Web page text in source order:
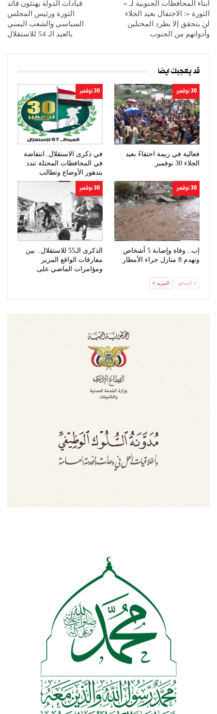
أبناء المحافظات الجنوبية لـ «
الثورة «: الاحتفال بعيد الجلاء
لن يتحقق إلا بطرد المحتلين
وأدواتهم من الجنوب
قيادات الدولة يهنئون قائد
الثورة ورئيس المجلس
السياسي والشعب اليمني
بالعيد الـ 54 للاستقلال
قد يعجبك ايضا
30 نوفمبر
فعالية في ريمة احتفاءً بعيد
الجلاء 30 نوفمبر
30 نوفمبر
في ذكرى الاستقلال..انتفاضة
في المحافظات المحتلة تندد
بتدهور الأوضاع وتطالب
برحيل…
30 نوفمبر
إب.. وفاة وإصابة 5 أشخاص
وتهدم 8 منازل جراء الأمطار
30 نوفمبر
الذكرى الـ55 للاستقلال.. بين
مفارقات الواقع المرير
ومؤامرات الماضي على
السابق المزيد